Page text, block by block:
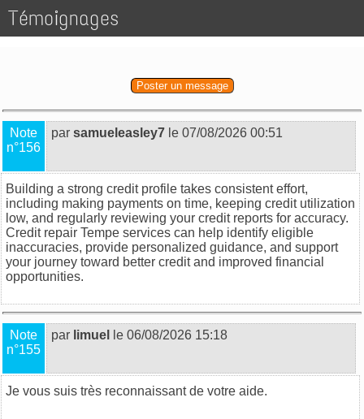
Témoignages
Poster un message
Note
n°156
par samueleasley7 le 07/08/2026 00:51
Building a strong credit profile takes consistent effort,
including making payments on time, keeping credit utilization
low, and regularly reviewing your credit reports for accuracy.
Credit repair Tempe services can help identify eligible
inaccuracies, provide personalized guidance, and support
your journey toward better credit and improved financial
opportunities.
Note
n°155
par limuel le 06/08/2026 15:18
Je vous suis très reconnaissant de votre aide.